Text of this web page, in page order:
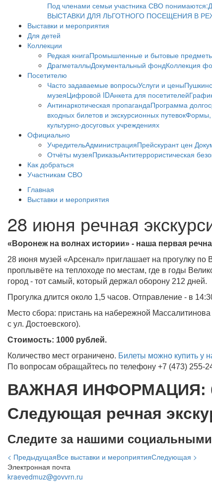
Под членами семьи участника СВО понимаются:
ВЫСТАВКИ ДЛЯ ЛЬГОТНОГО ПОСЕЩЕНИЯ В
Выставки и мероприятия
Для детей
Коллекции
Редкая книгаПромышленные и бытовые
ДрагметаллыДокументальный фондКоллекция
Посетителю
Часто задаваемые вопросыУслуги и цены
музеяЦифровой IDАнкета для посетителей
Антинаркотическая пропагандаПрограмма
входных билетов и экскурсионных путевокФормы,
культурно-досуговых учреждениях
Официально
УчредительАдминистрацияПрейскурант цен
Отчёты музеяПриказыАнтитеррористическая
Как добраться
Участникам СВО
Главная
Выставки и мероприятия
28 июня речная
«Воронеж на волнах истории» - наша первая
28 июня музей «Арсенал» приглашает на прогулку
проплывёте на теплоходе по местам, где в годы
город - тот самый, который держал оборону 212 дней.
Прогулка длится около 1,5 часов. Отправление - в
Место сбора: пристань на набережной
с ул. Достоевского).
Стоимость: 1000 рублей.
Количество мест ограничено. Билеты можно купить у
По вопросам обращайтесь по телефону +7 (473) 255-
ВАЖНАЯ ИНФОРМАЦИЯ:
Следующая речная
Следите за нашими
< ПредыдущаяВсе выставки и мероприятияСледующая >
Электронная почта
kraevedmuz@govvrn.ru